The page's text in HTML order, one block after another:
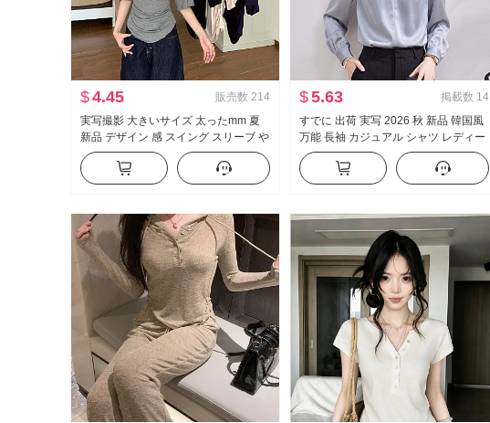
$4.45 販売数 214
実写撮影 大きいサイズ 太ったmm 夏
新品 デザイン 感 スイング スリーブ や
せている t カジュアル スリム効果 スリ
ムフィット 底打ち トップス
$5.63 掲載数 14
すでに 出荷 実写 2026 秋 新品 韓国風
万能 長袖 カジュアル シャツ レディー
ストップス